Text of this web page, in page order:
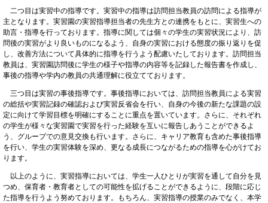
二つ目は実習中の指導です。実習中の指導は訪問担当教員の訪問による指導が
主となります。実習園の実習指導担当者の先生方との連携をもとに、実習生への
助言・指導を行っております。指導に関しては個々の学生の実習状況により、訪
問後の実習がより良いものになるよう、自身の実習における態度の振り返りを促
し、改善方法について具体的に指導を行うよう配慮いたしております。訪問担当
教員は、実習園訪問後に学生の様子や指導の内容等を記録した報告書を作成し、
事後の指導や学内の教員の共通理解に役立てております。
三つ目は実習の事後指導です。事後指導においては、訪問担当教員による実習
の総括や実習記録の確認および実習反省会を行い、自身の今後の新たな課題の設
定に向けて学習目標を明確にすることに重点を置いています。さらに、それぞれ
の学生が様々な実習園で実習を行った経験を互いに報告しあうことができるよ
う、グループでの意見交換も行います。さらに、キャリア教育も含めた事後指導
を行い、学生の実習体験を深め、更なる成長につながるための指導を心がけてお
ります。
以上のように、実習指導においては、学生一人ひとりが実習を通して自分を見
つめ、保育者・教育者としての可能性を拡げることができるように、段階に応じ
た指導を行うよう努めております。もちろん、実習指導の授業のみでなく、本学